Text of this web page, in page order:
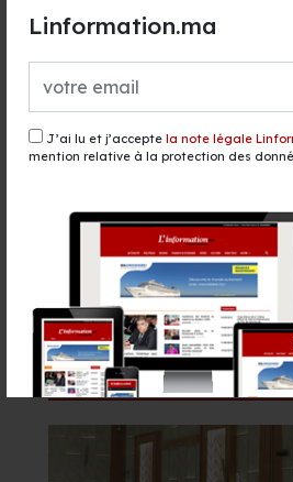
Linformation.ma
J’ai lu et j’accepte la note légale
mention relative à la protection des
portée au 2e
TGCC
pour 1,82
il y a 15 heures
156 lignes et
Ryanair
il y a 15 heures -
Événement